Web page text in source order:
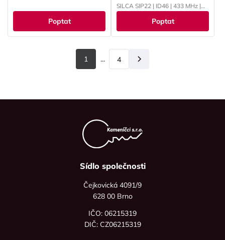
Poptat
SILCA SIP22 | ID46 | 433 MHz |
Poptat
1 ... 4
Sídlo společnosti
Čejkovická 4091/9
628 00 Brno
IČO: 06215319
DIČ: CZ06215319